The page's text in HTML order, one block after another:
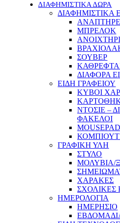
ΔΙΑΦΗΜΙΣΤΙΚΑ ΔΩΡΑ
ΔΙΑΦΗΜΙΣΤΙΚΑ
ΜΠΡΕΛΟΚ
ΣΟΥΒΕΡ
ΔΙΑΦΟΡΑ
ΕΙΔΗ ΓΡΑΦΕΙΟΥ
ΚΥΒΟΙ
ΝΤΟΣΙΕ –
ΦΑΚΕΛΟΙ
MOUSEPAD
ΓΡΑΦΙΚΗ ΥΛΗ
ΣΤΥΛΟ
ΜΟΛΥΒΙΑ/
ΧΑΡΑΚΕΣ
ΣΧΟΛΙΚΕΣ
ΗΜΕΡΟΛΟΓΙΑ
ΗΜΕΡΗΣΙΟ